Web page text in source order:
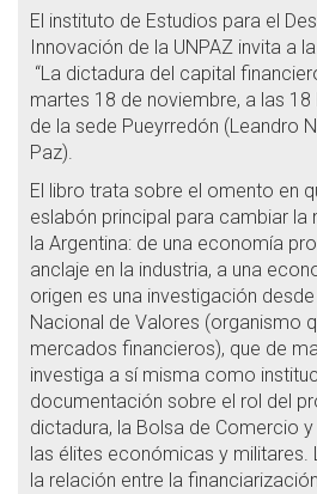
El instituto de Estudios para el
Innovación de la UNPAZ invita a
“La dictadura del capital
martes 18 de noviembre, a las 18
de la sede Pueyrredón (Leandro
Paz).
El libro trata sobre el omento en
eslabón principal para cambiar
la Argentina: de una economía
anclaje en la industria, a una
origen es una investigación
Nacional de Valores (organismo
mercados financieros), que de
investiga a sí misma como
documentación sobre el rol del
dictadura, la Bolsa de Comercio
las élites económicas y
la relación entre la